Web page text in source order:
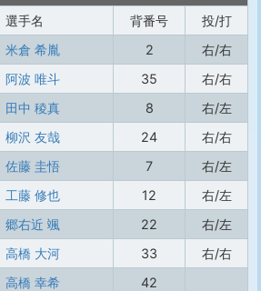
選手名 背番号
投/打
米倉 希胤 2
右/右
阿波 唯斗 35
右/右
田中 稜真 8
右/左
柳沢 友哉 24
右/右
佐藤 圭悟 7
右/左
工藤 修也 12
右/左
郷右近 颯 22
右/左
高橋 大河 33
右/右
高橋 幸希
42